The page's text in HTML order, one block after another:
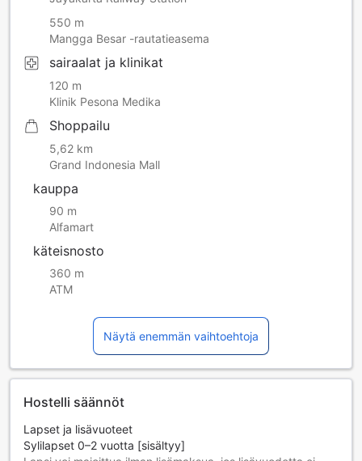
550 m
Mangga Besar -rautatieasema
sairaalat ja klinikat
120 m
Klinik Pesona Medika
Shoppailu
5,62 km
Grand Indonesia Mall
kauppa
90 m
Alfamart
käteisnosto
360 m
ATM
Näytä enemmän vaihtoehtoja
Hostelli säännöt
Lapset ja lisävuoteet
Sylilapset 0–2 vuotta [sisältyy]